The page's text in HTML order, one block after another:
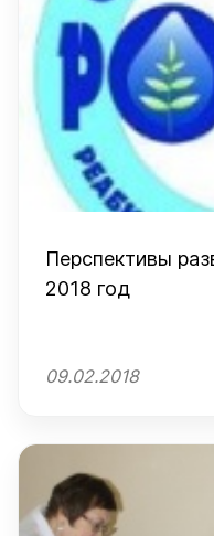
Перспективы
2018 год
09.02.2018